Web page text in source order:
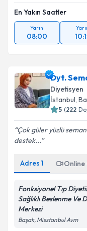
En Yakın Saatler
Yarın
08:00
Dyt.
Diyetisyen
İstanbul,
(
Çok güler yüzlü
destek...
Adres 1
Fonksiyonel Tıp
Sağlıklı Beslenme Ve
Merkezi
Başak, Misstanbul Avm